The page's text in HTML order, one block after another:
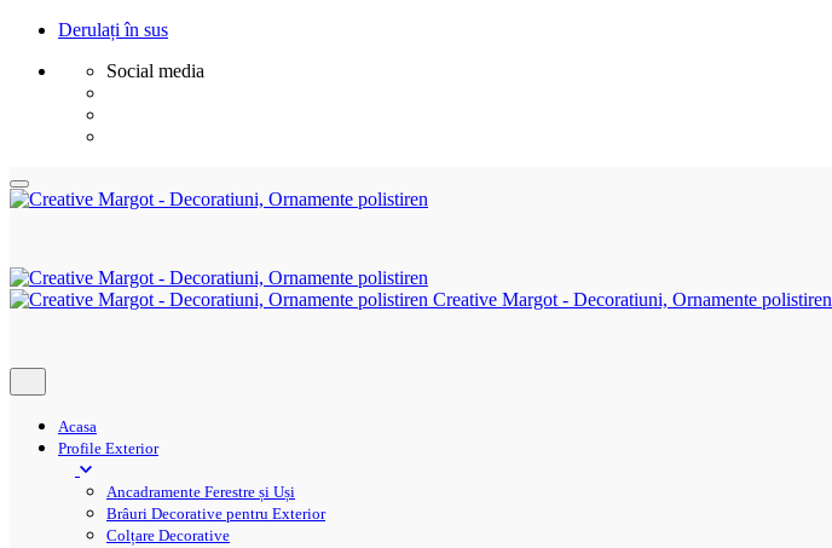
Derulați în sus
Social media
Sări
la
Creative Margot - Decoratiuni, Ornamente polistiren
Acasa
Profile Exterior
Ancadramente Ferestre și Uși
Brâuri Decorative pentru Exterior
Colțare Decorative